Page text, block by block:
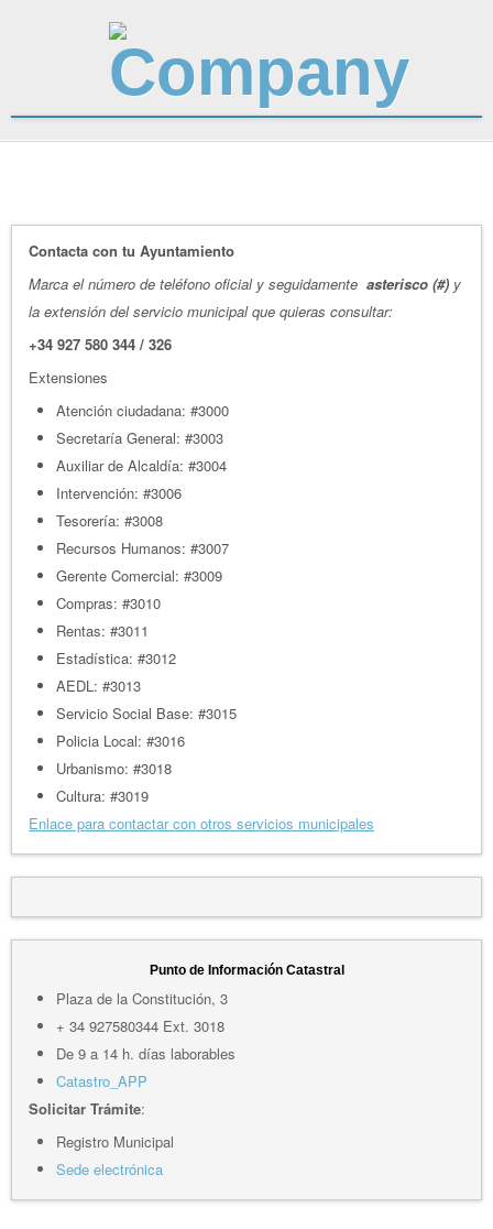
Contacta con tu Ayuntamiento
Marca el número de teléfono oficial y seguidamente asterisco (#) y
la extensión del servicio municipal que quieras consultar:
+34 927 580 344 / 326
Extensiones
Atención ciudadana: #3000
Secretaría General: #3003
Auxiliar de Alcaldía: #3004
Intervención: #3006
Tesorería: #3008
Recursos Humanos: #3007
Gerente Comercial: #3009
Compras: #3010
Rentas: #3011
Estadística: #3012
AEDL: #3013
Servicio Social Base: #3015
Policia Local: #3016
Urbanismo: #3018
Cultura: #3019
Enlace para contactar con otros servicios municipales
Punto de Información Catastral
Plaza de la Constitución, 3
+ 34 927580344 Ext. 3018
De 9 a 14 h. días laborables
Catastro_APP
Solicitar Trámite:
Registro Municipal
Sede electrónica